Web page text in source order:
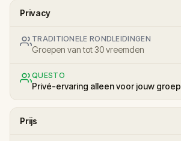
Privacy
TRADITIONELE RONDLEIDINGEN
Groepen van tot 30 vreemden
QUESTO
Privé-ervaring alleen voor jouw groep
Prijs